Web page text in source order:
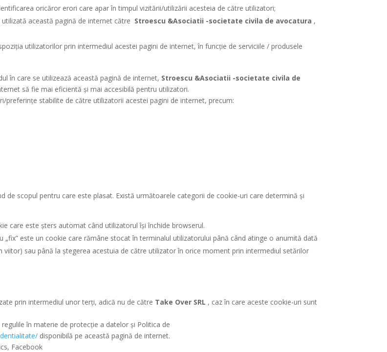
oricăror erori care apar în timpul vizitării/utilizării acesteia de către utilizatori;
această pagină de internet către Stroescu &Asociatii -societate civila de avocatura ,
utilizatorilor prin intermediul acestei pagini de internet, în funcție de serviciile / produsele
în care se utilizează această pagină de internet, Stroescu &Asociatii -societate civila de
să fie mai eficientă și mai accesibilă pentru utilizatori.
stabilite de către utilizatorii acestei pagini de internet, precum:
de scopul pentru care este plasat. Există următoarele categorii de cookie-uri care determină și
care este șters automat când utilizatorul își închide browserul.
„fix” este un cookie care rămâne stocat în terminalul utilizatorului până când atinge o anumită dată
viitor) sau până la ștegerea acestuia de către utilizator în orice moment prin intermediul setărilor
prin intermediul unor terți, adică nu de către Take Over SRL , caz în care aceste cookie-uri sunt
în materie de protecție a datelor și Politica de
disponibilă pe această pagină de internet.
Facebook